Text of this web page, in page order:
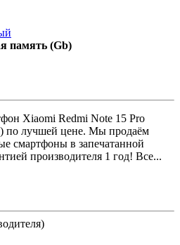
память (Gb)
Xiaomi Redmi Note 15 Pro
по лучшей цене. Мы продаём
смартфоны в запечатанной
производителя 1 год! Все...